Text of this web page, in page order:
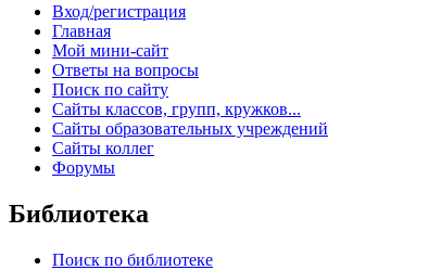
Вход/регистрация
Главная
Мой мини-сайт
Ответы на вопросы
Поиск по сайту
Сайты классов, групп, кружков...
Сайты образовательных учреждений
Сайты коллег
Форумы
Библиотека
Поиск по библиотеке